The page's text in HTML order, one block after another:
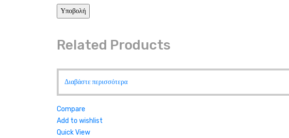
Related Products
Διαβάστε περισσότερα
Compare
Add to wishlist
Quick View